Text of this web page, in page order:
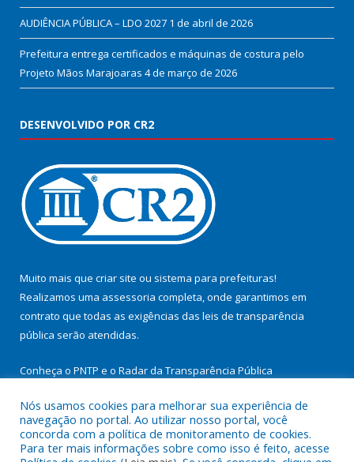
AUDIÊNCIA PÚBLICA – LDO 2027 1 de abril de 2026
Prefeitura entrega certificados e máquinas de costura pelo
Projeto Mãos Marajoaras 4 de março de 2026
DESENVOLVIDO POR CR2
Muito mais que criar site ou sistema para prefeituras!
Realizamos uma assessoria completa, onde garantimos em
contrato que todas as exigências das leis de transparência
pública serão atendidas.
Conheça o PNTP e o Radar da Transparência Pública
Todos os direitos reservados a Prefeitura Municipal de
Nós usamos cookies para melhorar sua experiência de
navegação no portal. Ao utilizar nosso portal, você
concorda com a política de monitoramento de cookies.
Para ter mais informações sobre como isso é feito, acesse